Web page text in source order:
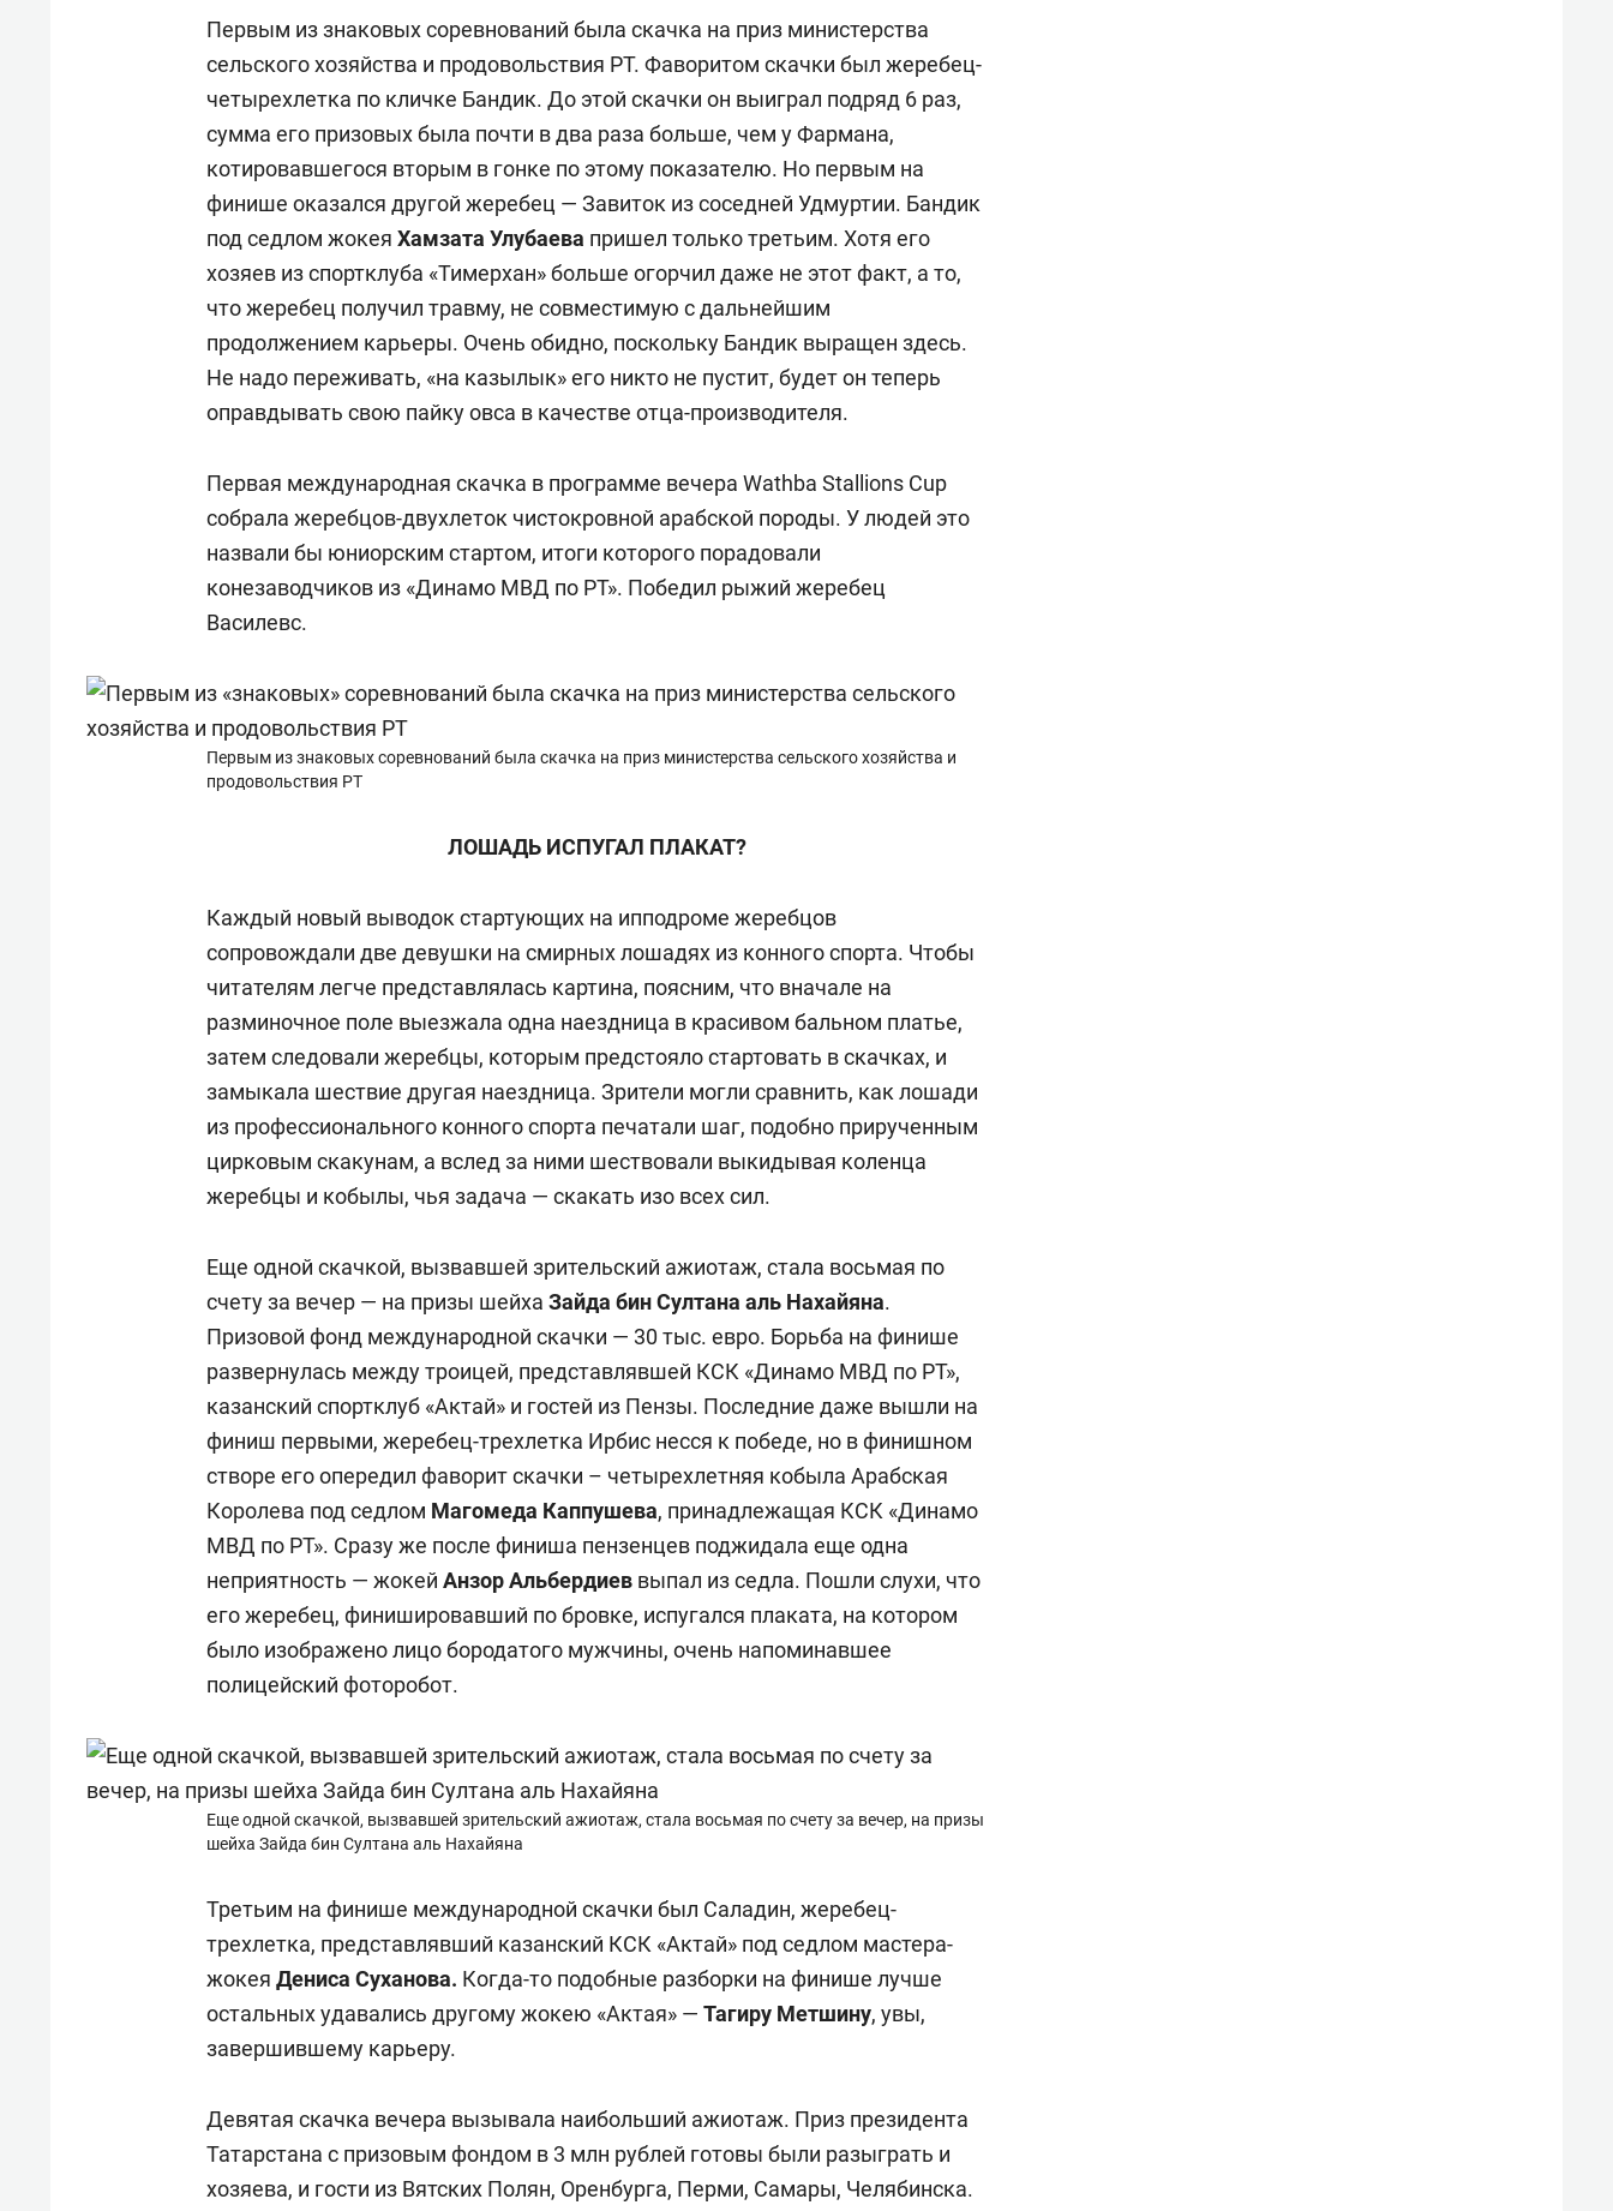
Первым из знаковых соревнований была скачка на приз министерства
сельского хозяйства и продовольствия РТ. Фаворитом скачки был жеребец-
четырехлетка по кличке Бандик. До этой скачки он выиграл подряд 6 раз,
сумма его призовых была почти в два раза больше, чем у Фармана,
котировавшегося вторым в гонке по этому показателю. Но первым на
финише оказался другой жеребец — Завиток из соседней Удмуртии. Бандик
под седлом жокея Хамзата Улубаева пришел только третьим. Хотя его
хозяев из спортклуба «Тимерхан» больше огорчил даже не этот факт, а то,
что жеребец получил травму, не совместимую с дальнейшим
продолжением карьеры. Очень обидно, поскольку Бандик выращен здесь.
Не надо переживать, «на казылык» его никто не пустит, будет он теперь
оправдывать свою пайку овса в качестве отца-производителя.
Первая международная скачка в программе вечера Wathba Stallions Cup
собрала жеребцов-двухлеток чистокровной арабской породы. У людей это
назвали бы юниорским стартом, итоги которого порадовали
конезаводчиков из «Динамо МВД по РТ». Победил рыжий жеребец
Василевс.
Первым из знаковых соревнований была скачка на приз министерства сельского хозяйства и
продовольствия РТ
ЛОШАДЬ ИСПУГАЛ ПЛАКАТ?
Каждый новый выводок стартующих на ипподроме жеребцов
сопровождали две девушки на смирных лошадях из конного спорта. Чтобы
читателям легче представлялась картина, поясним, что вначале на
разминочное поле выезжала одна наездница в красивом бальном платье,
затем следовали жеребцы, которым предстояло стартовать в скачках, и
замыкала шествие другая наездница. Зрители могли сравнить, как лошади
из профессионального конного спорта печатали шаг, подобно прирученным
цирковым скакунам, а вслед за ними шествовали выкидывая коленца
жеребцы и кобылы, чья задача — скакать изо всех сил.
Еще одной скачкой, вызвавшей зрительский ажиотаж, стала восьмая по
счету за вечер — на призы шейха Зайда бин Султана аль Нахайяна.
Призовой фонд международной скачки — 30 тыс. евро. Борьба на финише
развернулась между троицей, представлявшей КСК «Динамо МВД по РТ»,
казанский спортклуб «Актай» и гостей из Пензы. Последние даже вышли на
финиш первыми, жеребец-трехлетка Ирбис несся к победе, но в финишном
створе его опередил фаворит скачки – четырехлетняя кобыла Арабская
Королева под седлом Магомеда Каппушева, принадлежащая КСК «Динамо
МВД по РТ». Сразу же после финиша пензенцев поджидала еще одна
неприятность — жокей Анзор Альбердиев выпал из седла. Пошли слухи, что
его жеребец, финишировавший по бровке, испугался плаката, на котором
было изображено лицо бородатого мужчины, очень напоминавшее
полицейский фоторобот.
Еще одной скачкой, вызвавшей зрительский ажиотаж, стала восьмая по счету за вечер, на призы
шейха Зайда бин Султана аль Нахайяна
Третьим на финише международной скачки был Саладин, жеребец-
трехлетка, представлявший казанский КСК «Актай» под седлом мастера-
жокея Дениса Суханова. Когда-то подобные разборки на финише лучше
остальных удавались другому жокею «Актая» — Тагиру Метшину, увы,
завершившему карьеру.
Девятая скачка вечера вызывала наибольший ажиотаж. Приз президента
Татарстана с призовым фондом в 3 млн рублей готовы были разыграть и
хозяева, и гости из Вятских Полян, Оренбурга, Перми, Самары, Челябинска.